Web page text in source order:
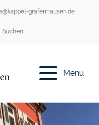
grafenhausen.de
Suchen
Menü